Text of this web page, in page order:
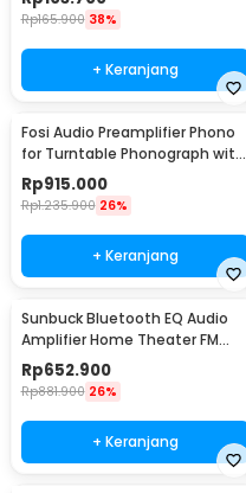
Rp165.900 38%
+ Keranjang
Fosi Audio Preamplifier Phono
for Turntable Phonograph with
Tube - Box X2
Rp915.000
Rp1.235.900 26%
+ Keranjang
Sunbuck Bluetooth EQ Audio
Amplifier Home Theater FM
2000W - TAV-6188BT
Rp652.900
Rp881.900 26%
+ Keranjang